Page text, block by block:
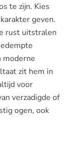
te zijn. Kies
geven.
rust uitstralen
moderne
zit hem in
voor
verzadigde of
ogen, ook